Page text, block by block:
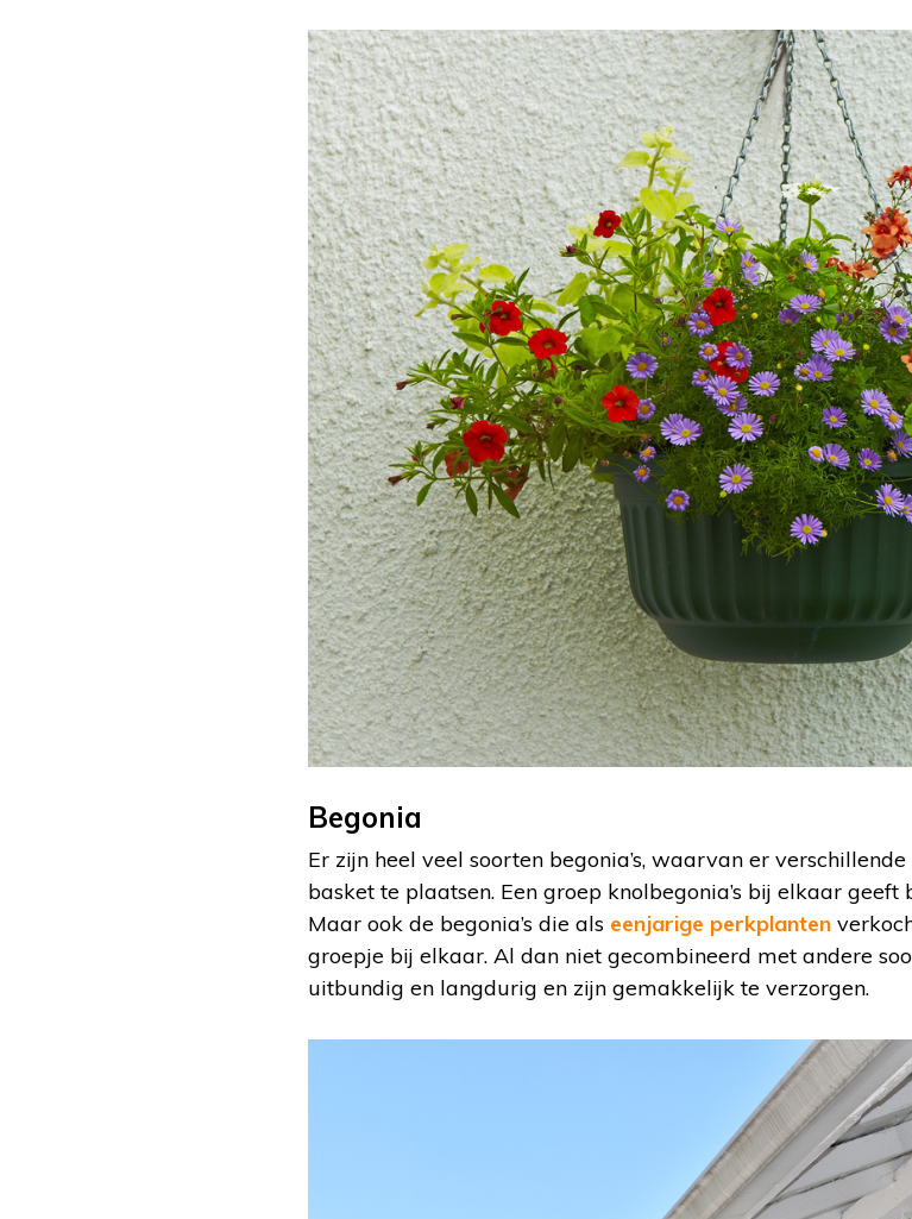
Begonia
Er zijn heel veel soorten begonia’s, waarvan er
basket te plaatsen. Een groep knolbegonia’s bij elkaar
Maar ook de begonia’s die als eenjarige perkplanten
groepje bij elkaar. Al dan niet gecombineerd met andere
uitbundig en langdurig en zijn gemakkelijk te verzorgen.